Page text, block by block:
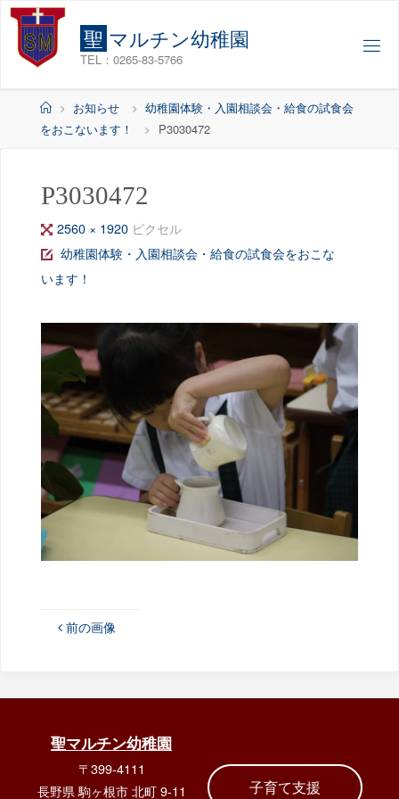
コ
聖 マルチン幼稚園
TEL：0265-83-5766
ホ
ー
お知らせ
幼稚園体験・入園相談会・給食の試食会
をおこないます！
P3030472
P3030472
フ
ル
サ
ズ
2560 × 1920 ピクセル
幼稚園体験・入園相談会・給食の試食会をおこな
います！
前の画像
聖マルチン幼稚園
〒399-4111
長野県 駒ヶ根市 北町 9-11
子育て支援